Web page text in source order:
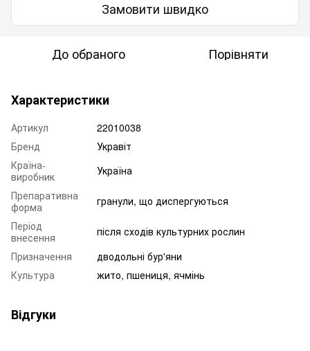
Замовити швидко
До обраного Порівняти
Характеристики
Артикул
22010038
Бренд
Укравіт
Країна-
виробник
Україна
Препаративна
форма
гранули, що диспергуються
Період
внесення
після сходів культурних рослин
Призначення
дводольні бур'яни
Культура
жито, пшениця, ячмінь
Відгуки